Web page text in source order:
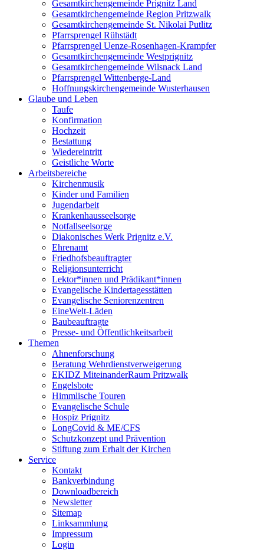
Gesamtkirchengemeinde Prignitz Land
Gesamtkirchengemeinde Region Pritzwalk
Gesamtkirchengemeinde St. Nikolai Putlitz
Pfarrsprengel Rühstädt
Pfarrsprengel Uenze-Rosenhagen-Krampfer
Gesamtkirchengemeinde Westprignitz
Gesamtkirchengemeinde Wilsnack Land
Pfarrsprengel Wittenberge-Land
Hoffnungskirchengemeinde Wusterhausen
Glaube und Leben
Taufe
Konfirmation
Hochzeit
Bestattung
Wiedereintritt
Geistliche Worte
Arbeitsbereiche
Kirchenmusik
Kinder und Familien
Jugendarbeit
Krankenhausseelsorge
Notfallseelsorge
Diakonisches Werk Prignitz e.V.
Ehrenamt
Friedhofsbeauftragter
Religionsunterricht
Lektor*innen und Prädikant*innen
Evangelische Kindertagesstätten
Evangelische Seniorenzentren
EineWelt-Läden
Baubeauftragte
Presse- und Öffentlichkeitsarbeit
Themen
Ahnenforschung
Beratung Wehrdienstverweigerung
EKIDZ MiteinanderRaum Pritzwalk
Engelsbote
Himmlische Touren
Evangelische Schule
Hospiz Prignitz
LongCovid & ME/CFS
Schutzkonzept und Prävention
Stiftung zum Erhalt der Kirchen
Service
Kontakt
Bankverbindung
Downloadbereich
Newsletter
Sitemap
Linksammlung
Impressum
Login